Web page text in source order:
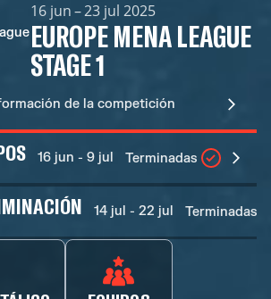
16 jun – 23 jul 2025
EUROPE MENA LEAGUE
STAGE 1
de la competición
16 jun - 9 jul Terminadas
14 jul - 22 jul Terminadas